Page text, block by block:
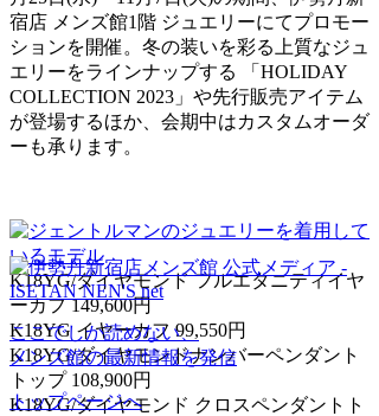
宿店 メンズ館1階 ジュエリーにてプロモー
ションを開催。冬の装いを彩る上質なジュ
エリーをラインナップする 「HOLIDAY
COLLECTION 2023」や先行販売アイテム
が登場するほか、会期中はカスタムオーダ
ーも承ります。
K18YG/ダイヤモンド フルエタニティイヤ
ーカフ 149,600円
K18YG イヤーカフ 99,550円
K18YG/ダイヤモンドナンバーペンダント
トップ 108,900円
K18YG/ダイヤモンド クロスペンダントト
ここでしか読めない、
メンズ館の最新情報を発信
トップページへ